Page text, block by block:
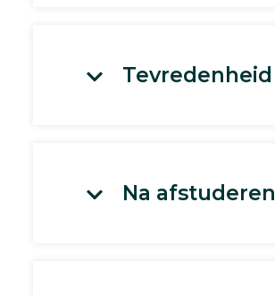
Tevredenheid
Na afstuderen